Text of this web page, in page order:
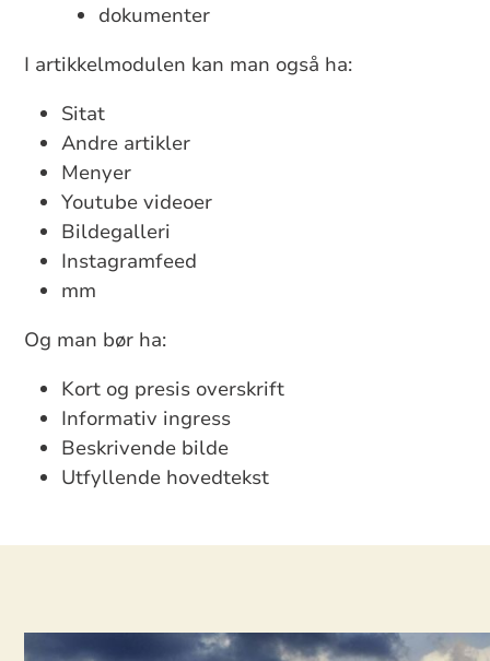
dokumenter
I artikkelmodulen kan man også ha:
Sitat
Andre artikler
Menyer
Youtube videoer
Bildegalleri
Instagramfeed
mm
Og man bør ha:
Kort og presis overskrift
Informativ ingress
Beskrivende bilde
Utfyllende hovedtekst